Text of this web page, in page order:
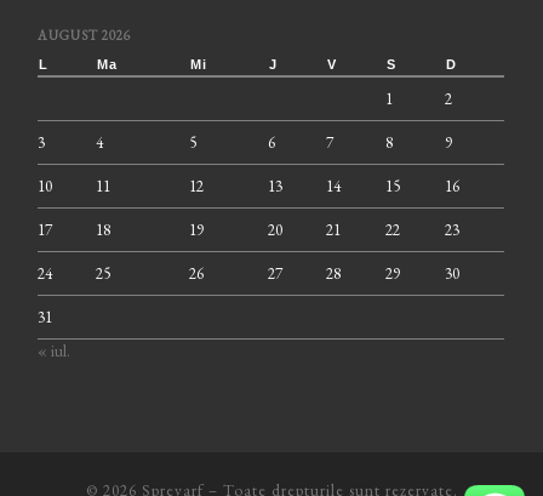
AUGUST 2026
L Ma Mi J V S D
1 2
3 4 5 6 7 8 9
10 11 12 13 14 15 16
17 18 19 20 21 22 23
24 25 26 27 28 29 30
31
« iul.
© 2026 Sprevarf– Toate drepturile sunt rezervate.